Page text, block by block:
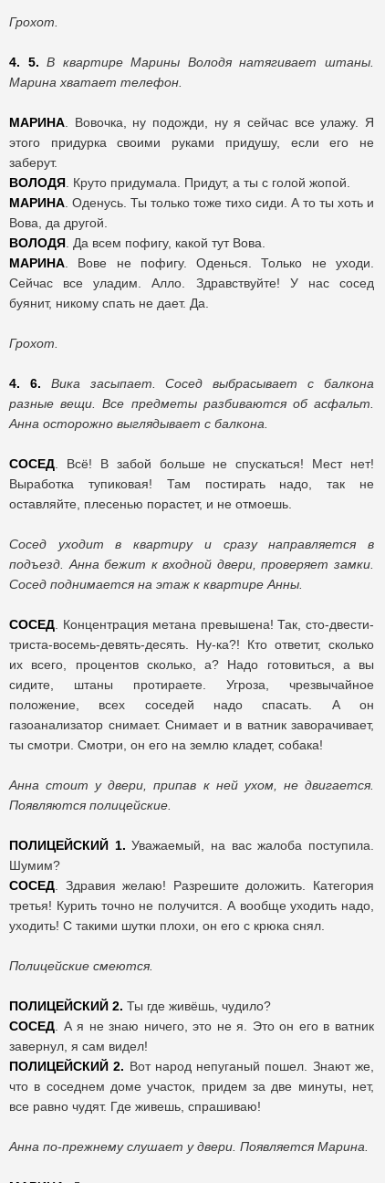
Грохот.
4. 5. В квартире Марины Володя натягивает штаны.
Марина хватает телефон.
МАРИНА . Вовочка, ну подожди, ну я сейчас все улажу. Я
этого придурка своими руками придушу, если его не
заберут.
ВОЛОДЯ . Круто придумала. Придут, а ты с голой жопой.
МАРИНА . Оденусь. Ты только тоже тихо сиди. А то ты хоть и
Вова, да другой.
ВОЛОДЯ . Да всем пофигу, какой тут Вова.
МАРИНА . Вове не пофигу. Оденься. Только не уходи.
Сейчас все уладим. Алло. Здравствуйте! У нас сосед
буянит, никому спать не дает. Да.
Грохот.
4. 6.
Вика засыпает. Сосед выбрасывает с балкона
разные вещи. Все предметы разбиваются об асфальт.
Анна осторожно выглядывает с балкона.
СОСЕД . Всё! В забой больше не спускаться! Мест нет!
Выработка тупиковая! Там постирать надо, так не
оставляйте, плесенью порастет, и не отмоешь.
Сосед уходит в квартиру и сразу направляется в
подъезд. Анна бежит к входной двери, проверяет замки.
Сосед поднимается на этаж к квартире Анны.
СОСЕД . Концентрация метана превышена! Так, сто-двести-
триста-восемь-девять-десять. Ну-ка?! Кто ответит, сколько
их всего, процентов сколько, а? Надо готовиться, а вы
сидите, штаны протираете. Угроза, чрезвычайное
положение, всех соседей надо спасать. А он
газоанализатор снимает. Снимает и в ватник заворачивает,
ты смотри. Смотри, он его на землю кладет, собака!
Анна стоит у двери, припав к ней ухом, не двигается.
Появляются полицейские.
ПОЛИЦЕЙСКИЙ 1. Уважаемый, на вас жалоба поступила.
Шумим?
СОСЕД . Здравия желаю! Разрешите доложить. Категория
третья! Курить точно не получится. А вообще уходить надо,
уходить! С такими шутки плохи, он его с крюка снял.
Полицейские смеются.
ПОЛИЦЕЙСКИЙ 2. Ты где живёшь, чудило?
СОСЕД . А я не знаю ничего, это не я. Это он его в ватник
завернул, я сам видел!
ПОЛИЦЕЙСКИЙ 2. Вот народ непуганый пошел. Знают же,
что в соседнем доме участок, придем за две минуты, нет,
все равно чудят. Где живешь, спрашиваю!
Анна по-прежнему слушает у двери. Появляется Марина.